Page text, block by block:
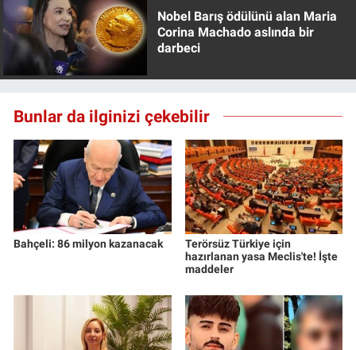
Nobel Barış ödülünü alan Maria
Corina Machado aslında bir
darbeci
Bunlar da ilginizi çekebilir
Bahçeli: 86 milyon kazanacak
Terörsüz Türkiye için
hazırlanan yasa Meclis'te! İşte
maddeler